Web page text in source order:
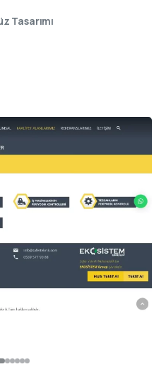
Tasarımı